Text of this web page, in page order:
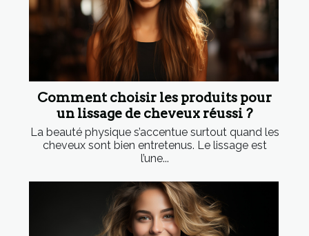
Comment choisir les produits pour
un lissage de cheveux réussi ?
La beauté physique s’accentue surtout quand les
cheveux sont bien entretenus. Le lissage est
l’une...